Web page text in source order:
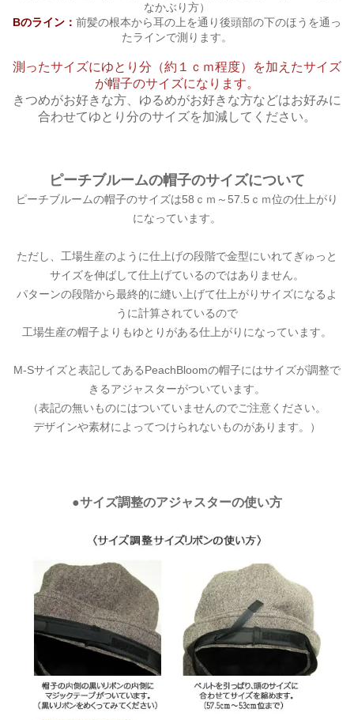
なかぶり方）
Bのライン： 前髪の根本から耳の上を通り後頭部の下のほうを通っ
たラインで測ります。
測ったサイズにゆとり分（約１ｃｍ程度）を加えたサイズ
が帽子のサイズになります。
きつめがお好きな方、ゆるめがお好きな方などはお好みに
合わせてゆとり分のサイズを加減してください。
ピーチブルームの帽子のサイズについて
ピーチブルームの帽子のサイズは58ｃｍ～57.5ｃｍ位の仕上がり
になっています。
ただし、工場生産のように仕上げの段階で金型にいれてぎゅっと
サイズを伸ばして仕上げているのではありません。
パターンの段階から最終的に縫い上げて仕上がりサイズになるよ
うに計算されているので
工場生産の帽子よりもゆとりがある仕上がりになっています。
M-Sサイズと表記してあるPeachBloomの帽子にはサイズが調整で
きるアジャスターがついています。
（表記の無いものにはついていませんのでご注意ください。
デザインや素材によってつけられないものがあります。）
●サイズ調整のアジャスターの使い方